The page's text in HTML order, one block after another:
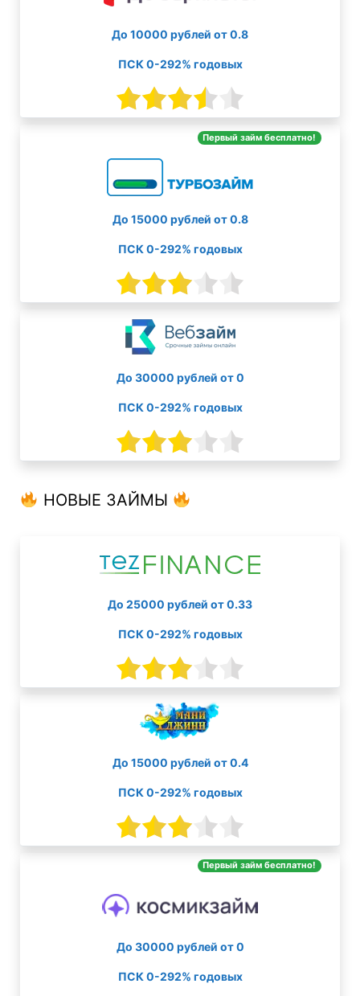
До 10000 рублей от 0.8
ПСК 0-292% годовых
Первый займ бесплатно!
До 15000 рублей от 0.8
ПСК 0-292% годовых
До 30000 рублей от 0
ПСК 0-292% годовых
НОВЫЕ ЗАЙМЫ
До 25000 рублей от 0.33
ПСК 0-292% годовых
До 15000 рублей от 0.4
ПСК 0-292% годовых
Первый займ бесплатно!
До 30000 рублей от 0
ПСК 0-292% годовых